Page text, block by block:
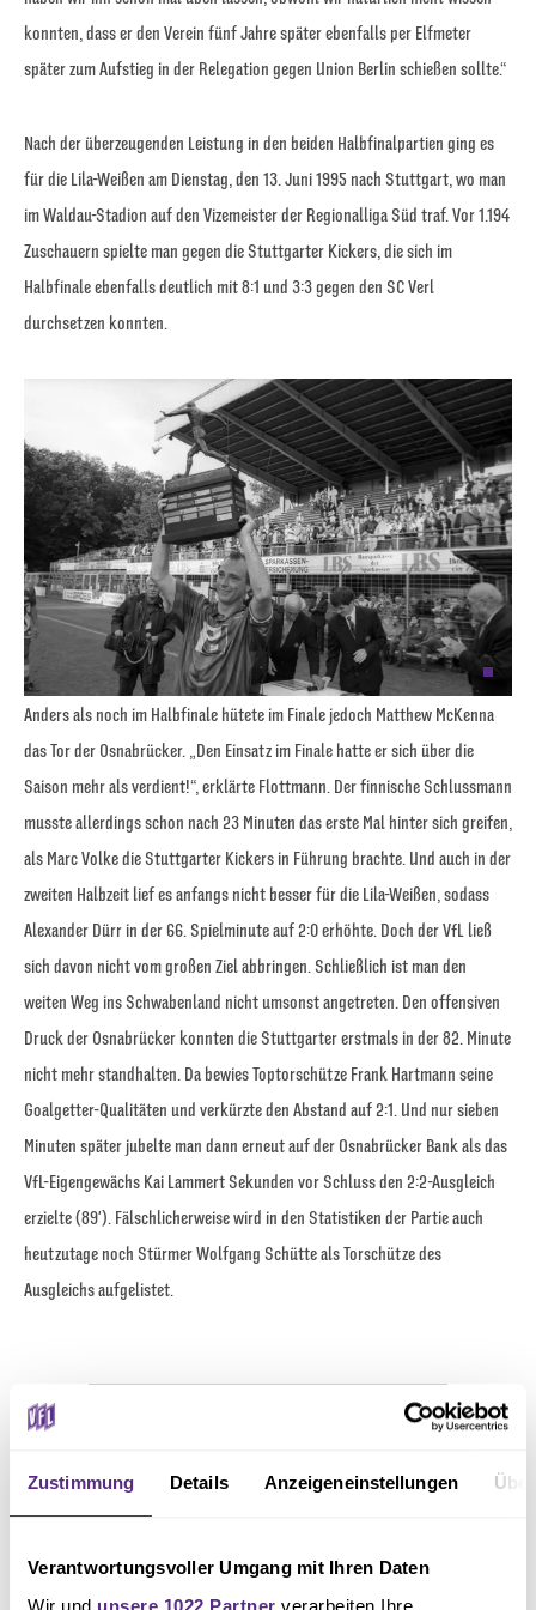
Zustimmung Details Anzeigeneinstellungen
Verantwortungsvoller Umgang mit Ihren Daten
Wir und unsere 1022 Partner verarbeiten Ihre
konnten, dass er den Verein fünf Jahre später ebenfalls per Elfmeter
später zum Aufstieg in der Relegation gegen Union Berlin schießen sollte.“
Nach der überzeugenden Leistung in den beiden Halbfinalpartien ging es
für die Lila-Weißen am Dienstag, den 13. Juni 1995 nach Stuttgart, wo man
im Waldau-Stadion auf den Vizemeister der Regionalliga Süd traf. Vor 1.194
Zuschauern spielte man gegen die Stuttgarter Kickers, die sich im
Halbfinale ebenfalls deutlich mit 8:1 und 3:3 gegen den SC Verl
durchsetzen konnten.
Anders als noch im Halbfinale hütete im Finale jedoch Matthew McKenna
das Tor der Osnabrücker. „Den Einsatz im Finale hatte er sich über die
Saison mehr als verdient!“, erklärte Flottmann. Der finnische Schlussmann
musste allerdings schon nach 23 Minuten das erste Mal hinter sich greifen,
als Marc Volke die Stuttgarter Kickers in Führung brachte. Und auch in der
zweiten Halbzeit lief es anfangs nicht besser für die Lila-Weißen, sodass
Alexander Dürr in der 66. Spielminute auf 2:0 erhöhte. Doch der VfL ließ
sich davon nicht vom großen Ziel abbringen. Schließlich ist man den
weiten Weg ins Schwabenland nicht umsonst angetreten. Den offensiven
Druck der Osnabrücker konnten die Stuttgarter erstmals in der 82. Minute
nicht mehr standhalten. Da bewies Toptorschütze Frank Hartmann seine
Goalgetter-Qualitäten und verkürzte den Abstand auf 2:1. Und nur sieben
Minuten später jubelte man dann erneut auf der Osnabrücker Bank als das
VfL-Eigengewächs Kai Lammert Sekunden vor Schluss den 2:2-Ausgleich
erzielte (89′). Fälschlicherweise wird in den Statistiken der Partie auch
heutzutage noch Stürmer Wolfgang Schütte als Torschütze des
Ausgleichs aufgelistet.